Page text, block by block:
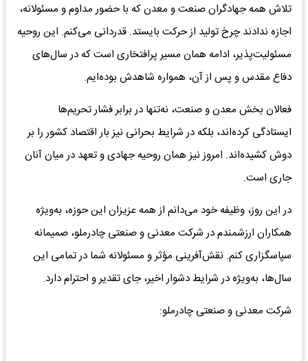
تلاش‌ همه جهادگران صنعت و معدن که با حضور مداوم و مسئولانه،
اجازه ندادند چرخ تولید از حرکت بایستد. قدردانی می‌کنم. این روحیه
مسئولیت‌پذیر، ادامه همان مسیر پرافتخاری است که در سال‌های
دفاع مقدس و پس از آن، همواره شاهدش بوده‌ایم.
فعالان بخش معدن و صنعت، نه‌تنها در برابر فشار تحریم‌ها
ایستادگی کرده‌اند، بلکه در شرایط بحرانی نیز بار اقتصاد کشور را بر
دوش کشیده‌اند. امروز نیز همان روحیه جهادی و تعهد در میان آنان
جاری است.
در این روز، وظیفه خود می‌دانم از همه عزیزان این حوزه، به‌ویژه
همکاران ارزشمندم در شرکت معدنی و صنعتی چادرملو، صمیمانه
سپاسگزاری کنم. نقش‌آفرینی مؤثر و مسئولانه شما در تمامی این
سال‌ها، به‌ویژه در شرایط دشوار اخیر، جای تقدیر و احترام دارد.
شرکت معدنی و صنعتی چادرملو: